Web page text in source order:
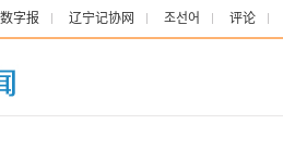
数字报 辽宁记协网 조선어 评论